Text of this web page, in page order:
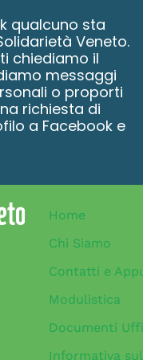
qualcuno sta
Veneto.
chiediamo il
messaggi
o proporti
richiesta di
a Facebook e
Home
Chi Siamo
Contatti e
Modulistica
Documenti
Informativa